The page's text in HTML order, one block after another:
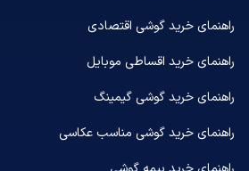
راهنمای خرید گوشی اقتصادی
راهنمای خرید اقساطی موبایل
راهنمای خرید گوشی گیمینگ
راهنمای خرید گوشی مناسب عکاسی